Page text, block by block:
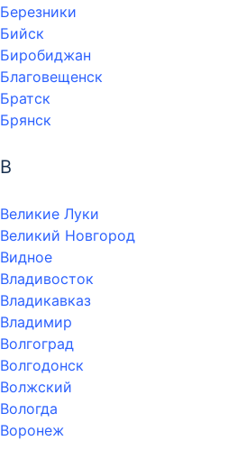
Березники
Бийск
Биробиджан
Благовещенск
Братск
Брянск
В
Великие Луки
Великий Новгород
Видное
Владивосток
Владикавказ
Владимир
Волгоград
Волгодонск
Волжский
Вологда
Воронеж